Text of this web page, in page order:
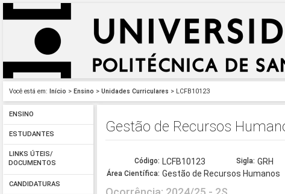
Você está em: Início > Ensino > Unidades Curriculares > LCFB10123
ENSINO
ESTUDANTES
LINKS ÚTEIS/
DOCUMENTOS
CANDIDATURAS
Gestão de Recursos
Código: LCFB10123 Sigla: GRH
Área Científica: Gestão de Recursos Humanos